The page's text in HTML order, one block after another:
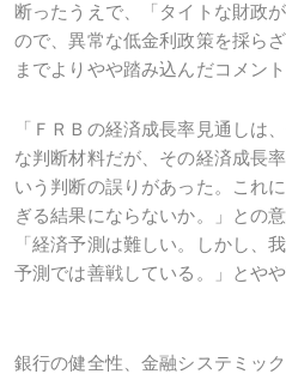
断ったうえで、「タイトな財政
ので、異常な低金利政策を採ら
までよりやや踏み込んだコメント
「ＦＲＢの経済成長率見通しは
な判断材料だが、その経済成長
いう判断の誤りがあった。これ
ぎる結果にならないか。」との
「経済予測は難しい。しかし、
予測では善戦している。」とや
銀行の健全性、金融システミッ